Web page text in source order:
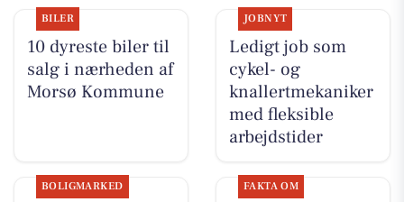
BILER
10 dyreste biler til
salg i nærheden af
Morsø Kommune
JOBNYT
Ledigt job som
cykel- og
knallertmekaniker
med fleksible
arbejdstider
BOLIGMARKED FAKTA OM